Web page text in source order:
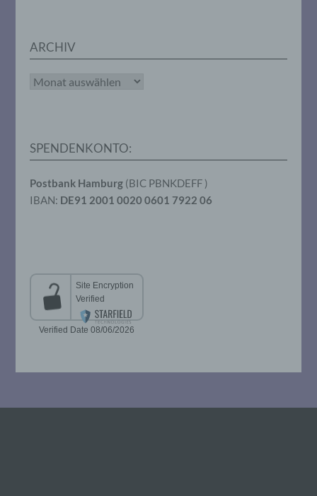
ARCHIV
Archiv
SPENDENKONTO:
Postbank Hamburg (BIC PBNKDEFF )
IBAN: DE91 2001 0020 0601 7922 06
ohne Hinzuziehung zusätzlicher
Informationen nicht mehr einer
zugeordnet werden können, sofern diese
personenbezogenen Daten nicht einer
identifizierten oder identifizierbaren
Verantwortlicher ist die natürliche oder
juristische Person, Behörde, Einrichtung
oder andere Stelle, die allein oder
gemeinsam mit anderen über die Zwecke
und Mittel der Verarbeitung von
personenbezogenen Daten entscheidet.
das Recht der Mitgliedstaaten vorgegeben,
Kriterien seiner Benennung nach dem